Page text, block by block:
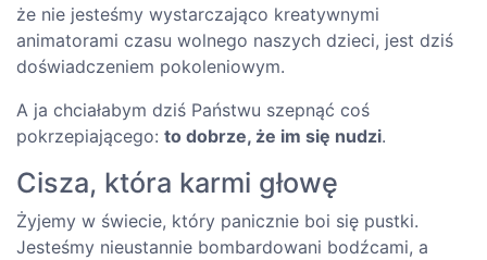
że nie jesteśmy wystarczająco kreatywnymi
animatorami czasu wolnego naszych dzieci, jest dziś
doświadczeniem pokoleniowym.
A ja chciałabym dziś Państwu szepnąć coś
pokrzepiającego: to dobrze, że im się nudzi.
Cisza, która karmi głowę
Żyjemy w świecie, który panicznie boi się pustki.
Jesteśmy nieustannie bombardowani bodźcami, a